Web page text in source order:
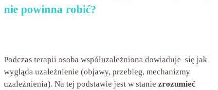
nie powinna robić?
Podczas terapii osoba współuzależniona dowiaduje się jak
wygląda uzależnienie (objawy, przebieg, mechanizmy
uzależnienia). Na tej podstawie jest w stanie zrozumieć